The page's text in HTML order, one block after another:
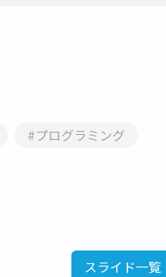
#プログラミング
スライド一覧